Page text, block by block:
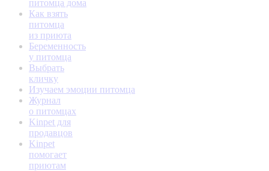
питомца дома
Как взять
питомца
из приюта
Беременность
у питомца
Выбрать
кличку
Изучаем эмоции питомца
Журнал
о питомцах
Kinpet для
продавцов
Kinpet
помогает
приютам